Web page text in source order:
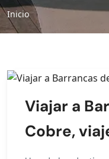
Inicio
Viajar a
Cobre,